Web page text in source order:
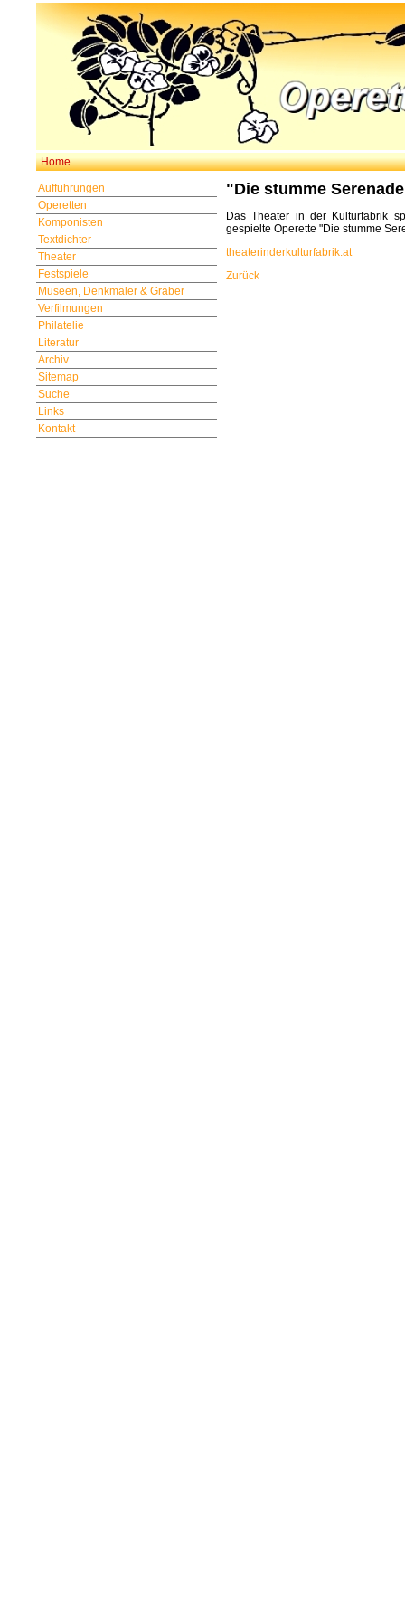
Home
Aufführungen
Operetten
Komponisten
Textdichter
Theater
Festspiele
Museen, Denkmäler & Gräber
Verfilmungen
Philatelie
Literatur
Archiv
Sitemap
Suche
Links
Kontakt
"Die stumme
Das Theater in der Kulturfabrik
gespielte Operette "Die stumme
theaterinderkulturfabrik.at
Zurück